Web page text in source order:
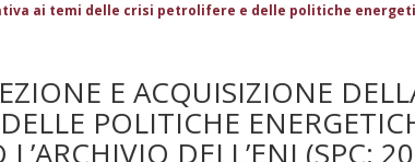
ai temi delle crisi petrolifere e delle politiche
E ACQUISIZIONE
POLITICHE
L’ARCHIVIO DELL’ENI (SPC: